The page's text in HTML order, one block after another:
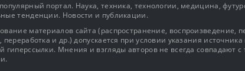
портал. Наука, техника, технологии, медицина,
тенденции. Новости и публикации.
материалов сайта (распространение, воспроизведение,
переработка и др.) допускается при условии указания
гиперссылки. Мнения и взгляды авторов не всегда совпадают с